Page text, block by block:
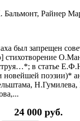
Райнер
был запрещен
в статье
новейшей поэзии)*
24 000 руб.